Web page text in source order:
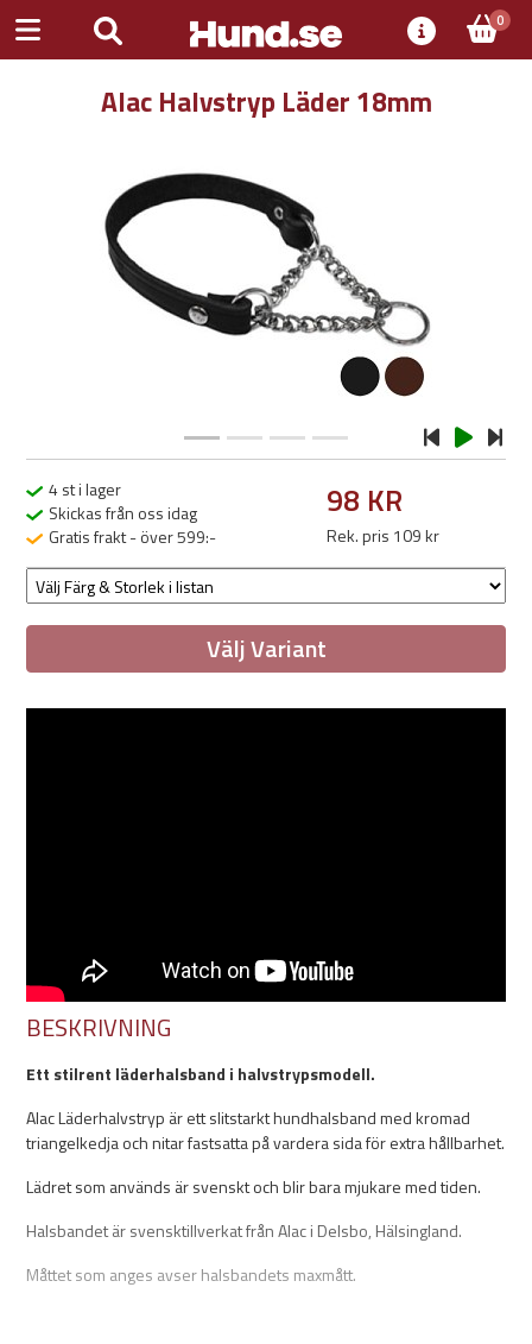
0
Alac Halvstryp Läder 18mm
Previous
4 st i lager
Skickas från oss idag
Gratis frakt - över 599:-
98 KR
Rek. pris 109 kr
Välj Variant
BESKRIVNING
Ett stilrent läderhalsband i halvstrypsmodell.
Alac Läderhalvstryp är ett slitstarkt hundhalsband med kromad
triangelkedja och nitar fastsatta på vardera sida för extra hållbarhet.
Lädret som används är svenskt och blir bara mjukare med tiden.
Halsbandet är svensktillverkat från Alac i Delsbo, Hälsingland.
Måttet som anges avser halsbandets maxmått.